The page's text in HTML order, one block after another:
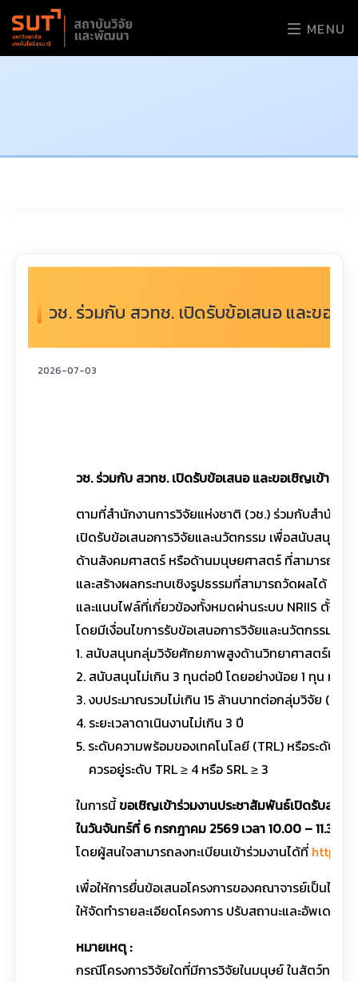
MENU
วช. ร่วมกับ สวทช. เปิดรับข้อเสนอ และขอเ
2026-07-03
วช. ร่วมกับ สวทช. เปิดรับข้อเสนอ และขอเชิญเข้าร่ว
ตามที่สำนักงานการวิจัยแห่งชาติ (วช.) ร่วมกับสำนัก
เปิดรับข้อเสนอการวิจัยและนวัตกรรม เพื่อสนับสนุนก
ด้านสังคมศาสตร์ หรือด้านมนุษยศาสตร์ ที่สามารถต่
และสร้างผลกระทบเชิงรูปธรรมที่สามารถวัดผลได้ ซึ่ง
และแนบไฟล์ที่เกี่ยวข้องทั้งหมดผ่านระบบ NRIIS ตั้งแ
โดยมีเงื่อนไขการรับข้อเสนอการวิจัยและนวัตกรรม ดัง
1. สนับสนุนกลุ่มวิจัยศักยภาพสูงด้านวิทยาศาสตร์และ
2. สนับสนุนไม่เกิน 3 ทุนต่อปี โดยอย่างน้อย 1 ทุน หัวห
3. งบประมาณรวมไม่เกิน 15 ล้านบาทต่อกลุ่มวิจัย (ไม่เ
4. ระยะเวลาดาเนินงานไม่เกิน 3 ปี
5. ระดับความพร้อมของเทคโนโลยี (TRL) หรือระดับ
ควรอยู่ระดับ TRL ≥ 4 หรือ SRL ≥ 3
ในการนี้ขอเชิญเข้าร่วมงานประชาสัมพันธ์เปิดรับสมั
ในวันจันทร์ที่ 6 กรกฎาคม 2569 เวลา 10.00 – 11.30
โดยผู้สนใจสามารถลงทะเบียนเข้าร่วมงานได้ที่ https://
เพื่อให้การยื่นข้อเสนอโครงการของคณาจารย์เป็นไ
ให้จัดทำรายละเอียดโครงการ ปรับสถานะและอัพเดทข้
หมายเหตุ :
กรณีโครงการวิจัยใดที่มีการวิจัยในมนุษย์ ในสัตว์ทดล